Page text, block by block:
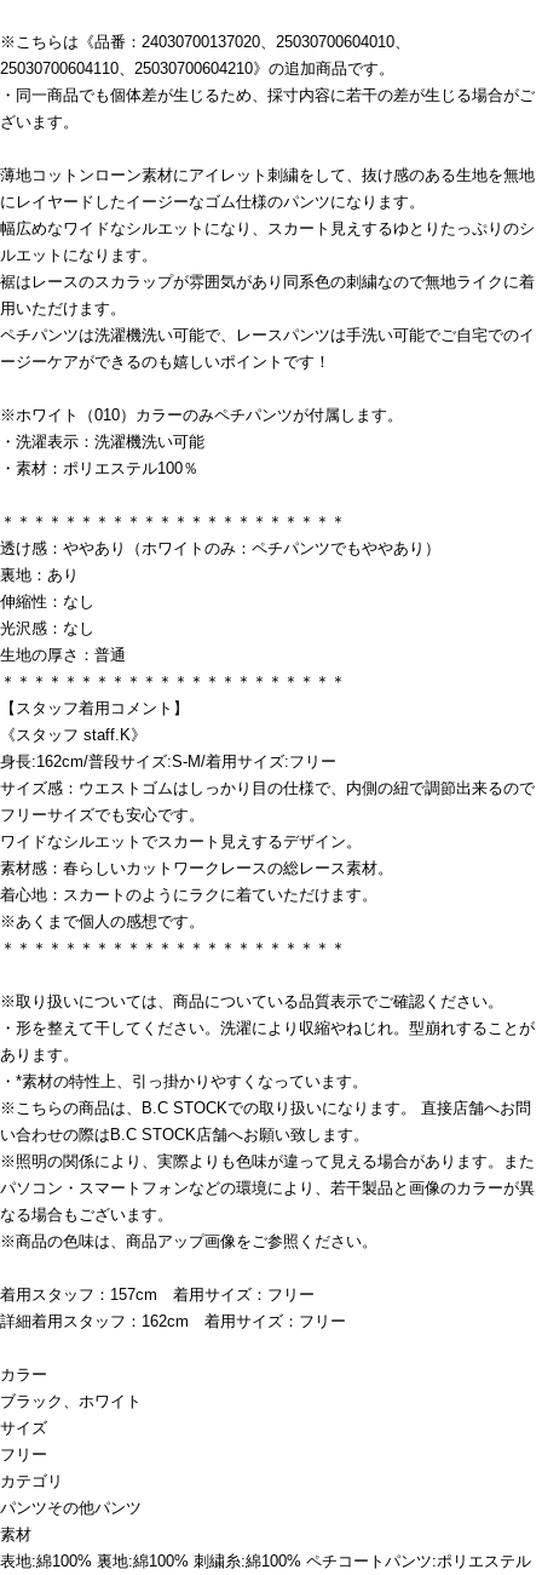
※こちらは《品番：24030700137020、25030700604010、
25030700604110、25030700604210》の追加商品です。
・同一商品でも個体差が生じるため、採寸内容に若干の差が生じる場合がご
ざいます。
薄地コットンローン素材にアイレット刺繍をして、抜け感のある生地を無地
にレイヤードしたイージーなゴム仕様のパンツになります。
幅広めなワイドなシルエットになり、スカート見えするゆとりたっぷりのシ
ルエットになります。
裾はレースのスカラップが雰囲気があり同系色の刺繍なので無地ライクに着
用いただけます。
ペチパンツは洗濯機洗い可能で、レースパンツは手洗い可能でご自宅でのイ
ージーケアができるのも嬉しいポイントです！
※ホワイト（010）カラーのみペチパンツが付属します。
・洗濯表示：洗濯機洗い可能
・素材：ポリエステル100％
＊＊＊＊＊＊＊＊＊＊＊＊＊＊＊＊＊＊＊＊＊＊
透け感：ややあり（ホワイトのみ：ペチパンツでもややあり）
裏地：あり
伸縮性：なし
光沢感：なし
生地の厚さ：普通
＊＊＊＊＊＊＊＊＊＊＊＊＊＊＊＊＊＊＊＊＊＊
【スタッフ着用コメント】
《スタッフ staff.K》
身長:162cm/普段サイズ:S-M/着用サイズ:フリー
サイズ感：ウエストゴムはしっかり目の仕様で、内側の紐で調節出来るので
フリーサイズでも安心です。
ワイドなシルエットでスカート見えするデザイン。
素材感：春らしいカットワークレースの総レース素材。
着心地：スカートのようにラクに着ていただけます。
※あくまで個人の感想です。
＊＊＊＊＊＊＊＊＊＊＊＊＊＊＊＊＊＊＊＊＊＊
※取り扱いについては、商品についている品質表示でご確認ください。
・形を整えて干してください。洗濯により収縮やねじれ。型崩れすることが
あります。
・*素材の特性上、引っ掛かりやすくなっています。
※こちらの商品は、B.C STOCKでの取り扱いになります。 直接店舗へお問
い合わせの際はB.C STOCK店舗へお願い致します。
※照明の関係により、実際よりも色味が違って見える場合があります。また
パソコン・スマートフォンなどの環境により、若干製品と画像のカラーが異
なる場合もございます。
※商品の色味は、商品アップ画像をご参照ください。
着用スタッフ：157cm 着用サイズ：フリー
詳細着用スタッフ：162cm 着用サイズ：フリー
カラー
ブラック、ホワイト
サイズ
フリー
カテゴリ
パンツその他パンツ
素材
表地:綿100% 裏地:綿100% 刺繍糸:綿100% ペチコートパンツ:ポリエステル